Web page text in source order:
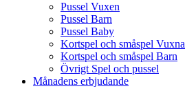
Pussel Vuxen
Pussel Barn
Pussel Baby
Kortspel och småspel Vuxna
Kortspel och småspel Barn
Övrigt Spel och pussel
Månadens erbjudande